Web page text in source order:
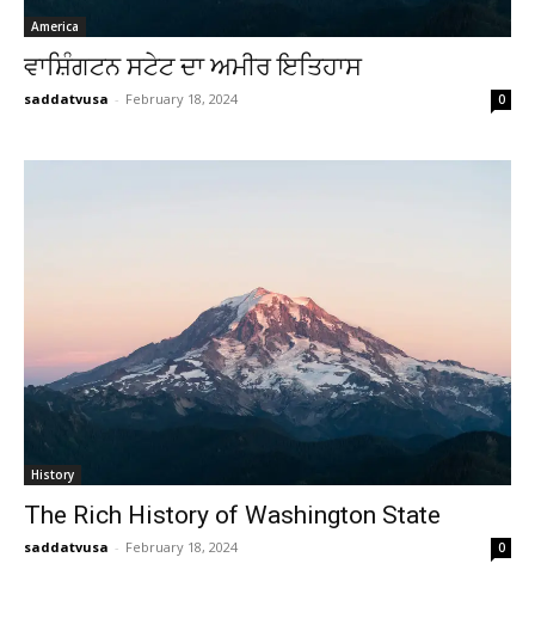
America
ਵਾਸ਼ਿੰਗਟਨ ਸਟੇਟ ਦਾ ਅਮੀਰ ਇਤਿਹਾਸ
saddatvusa - February 18, 2024 0
History
The Rich History of Washington State
saddatvusa - February 18, 2024 0